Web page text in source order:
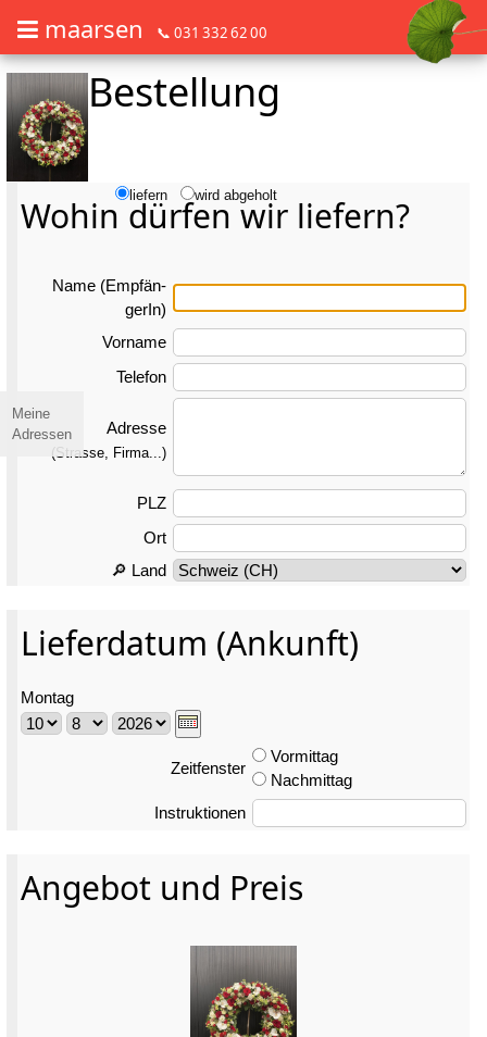
Barrierefrei Blumen bestellen mit Screenreader oder Brailliezeile,
maarsen 📞 031 332 62 00
Barrierefrei Blumen bestellen mit Screenreader oder Brailliezeile,
Bestellung
Wohin dürfen wir liefern?
Name (Emp­fän­
gerIn)
Vorname
Telefon
Adresse
(Strasse, Firma...)
PLZ
Ort
🔎 Land
Lieferdatum (Ankunft)
Montag
Zeitfenster
Vormittag
Nachmittag
Instruktionen
Angebot und Preis
liefern wird abgeholt
Meine
Adressen